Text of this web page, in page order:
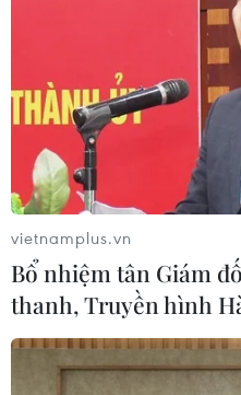
Theo dõi VietnamPlus
TIN LIÊN QUAN
vietnamplus.vn
Bổ nhiệm tân Giám
thanh, Truyền hình